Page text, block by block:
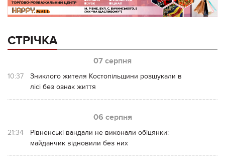
СТРІЧКА
07 серпня
10:37
Зниклого жителя Костопільщини розшукали в
лісі без ознак життя
06 серпня
21:34
Рівненські вандали не виконали обіцянки:
майданчик відновили без них